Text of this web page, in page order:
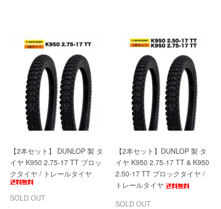
【2本セット】 DUNLOP 製 タ
イヤ K950 2.75-17 TT ブロッ
クタイヤ / トレールタイヤ
SOLD OUT
【2本セット】DUNLOP 製 タ
イヤ K950 2.75-17 TT & K950
2.50-17 TT ブロックタイヤ /
トレールタイヤ
SOLD OUT